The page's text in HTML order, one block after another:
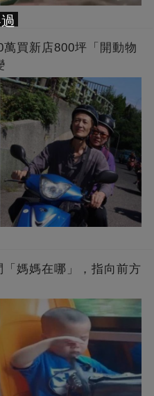
買新店800坪「開動物
媽媽在哪」，指向前方